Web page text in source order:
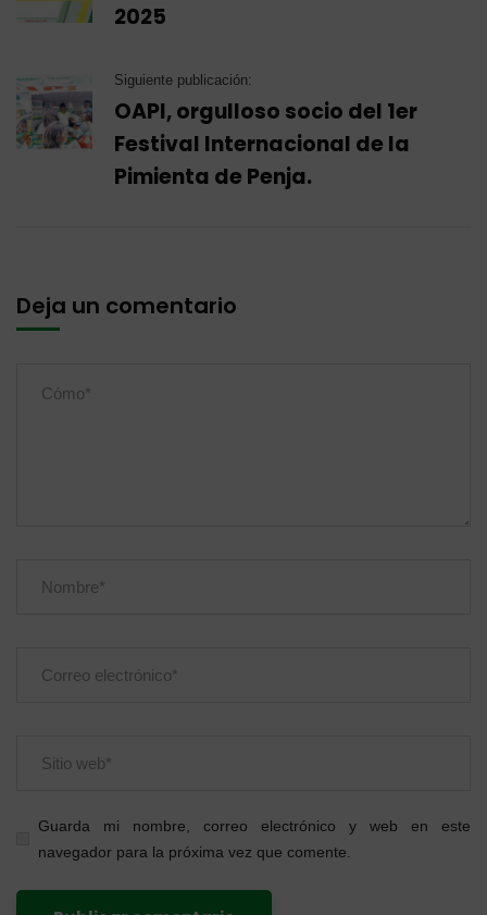
2025
Siguiente publicación:
OAPI, orgulloso socio del 1er
Festival Internacional de la
Pimienta de Penja.
Deja un comentario
Guarda mi nombre, correo electrónico y web en este
navegador para la próxima vez que comente.